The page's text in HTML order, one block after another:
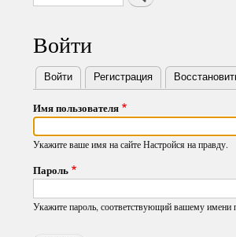
Войти
Primary
tabs
Войти (активная вкладка)
Регистрация
Имя пользователя
Укажите ваше имя на сайте Настройся на правду.
Пароль
Укажите пароль, соответствующий вашему имени